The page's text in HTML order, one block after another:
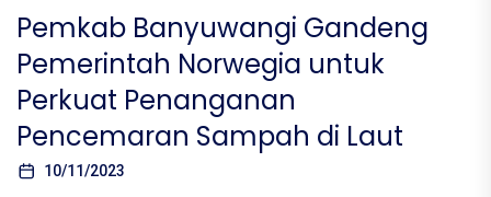
Pemkab Banyuwangi Gandeng
Pemerintah Norwegia untuk
Perkuat Penanganan
Pencemaran Sampah di Laut
10/11/2023